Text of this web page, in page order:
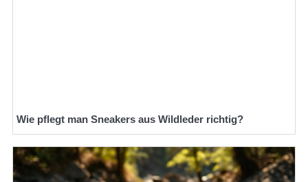
Wie pflegt man Sneakers aus Wildleder richtig?